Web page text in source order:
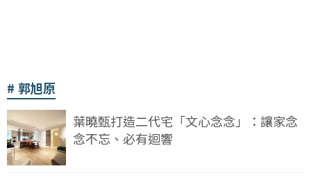
郭旭原
葉曉甄打造二代宅「文心念念」：讓家念
念不忘、必有迴響